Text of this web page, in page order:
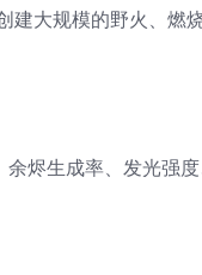
大规模的野火、燃烧
烬生成率、发光强